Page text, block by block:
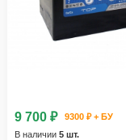
9 700 ₽
9300 ₽ + БУ
В наличии 5 шт.